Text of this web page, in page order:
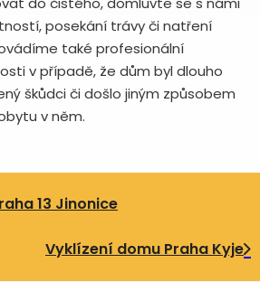
posekání trávy či natření
také profesionální
v případě, že dům byl dlouho
škůdci či došlo jiným způsobem
v něm.
13 Jinonice
Vyklízení domu Praha Kyje